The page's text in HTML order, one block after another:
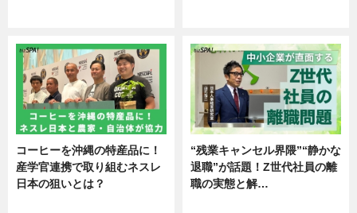
コーヒーを沖縄の特産品に！
産学官連携で取り組むネスレ
日本の狙いとは？
“残業キャンセル界隈”“静かな
退職”が話題！Z世代社員の離
職の実態と解…